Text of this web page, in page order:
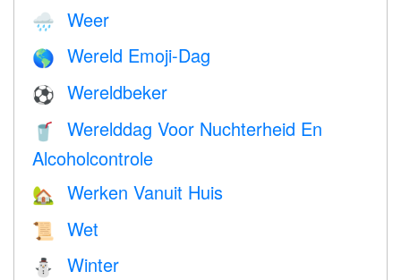
🌧 Weer
🌎 Wereld Emoji-Dag
⚽ Wereldbeker
🥤
Werelddag Voor Nuchterheid En
Alcoholcontrole
🏡 Werken Vanuit Huis
📜 Wet
⛄ Winter